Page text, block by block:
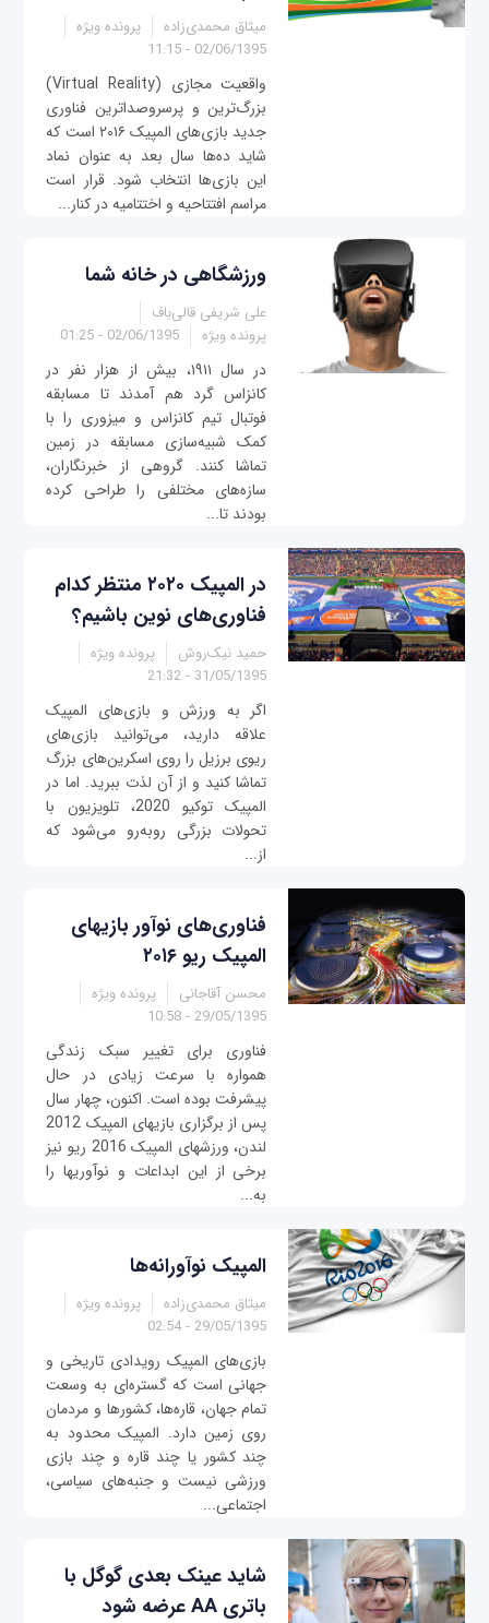
میثاق محمدی‌زاده
پرونده ویژه
02/06/1395 - 11:15
واقعیت مجازی (Virtual Reality)
بزرگ‌ترین و پرسروصداترین فناوری
جدید بازی‌های المپیک ۲۰۱۶ است که
شاید ده‌ها سال بعد به عنوان نماد
این بازی‌ها انتخاب شود. قرار است
مراسم افتتاحیه و اختتامیه در کنار...
ورزشگاهی در خانه شما
علی شریفی قالی‌باف
پرونده ویژه
02/06/1395 - 01:25
در سال ۱۹۱۱، بیش از هزار نفر در
کانزاس گرد هم آمدند تا مسابقه
فوتبال تیم کانزاس و میزوری را با
کمک شبیه‌سازی مسابقه در زمین
تماشا کنند. گروهی از خبرنگاران،
سازه‌های مختلفی را طراحی کرده
بودند تا...
در المپیک ۲۰۲۰ منتظر کدام
فناوری‌های نوین باشیم؟
حمید نیک‌روش
پرونده ویژه
31/05/1395 - 21:32
اگر به ورزش و بازی‌های المپیک
علاقه دارید، می‌توانید بازی‌های
ریوی برزیل را روی اسکرین‌های بزرگ
تماشا کنید و از آن لذت ببرید. اما در
المپیک توکیو 2020، تلویزیون با
تحولات بزرگی روبه‌رو می‌شود که
از...
فناوری‌های نوآور بازی‎های
المپیک ریو ۲۰۱۶
محسن آقاجانی
پرونده ویژه
29/05/1395 - 10:58
فناوری برای تغییر سبک زندگی
همواره با سرعت زیادی در حال
پیشرفت بوده است. اکنون، چهار سال
پس از برگزاری بازی‎های المپیک 2012
لندن، ورزش‎های المپیک 2016 ریو نیز
برخی از این ابداعات و نوآوری‎ها را
به...
المپیک نوآورانه‌ها
میثاق محمدی‌زاده
پرونده ویژه
29/05/1395 - 02:54
بازی‌های المپیک رویدادی تاریخی و
جهانی است که گستره‌ای به وسعت
تمام جهان، قاره‌ها، کشورها و مردمان
روی زمین دارد. المپیک محدود به
چند کشور یا چند قاره و چند بازی
ورزشی نیست و جنبه‌های سیاسی،
اجتماعی...
شاید عینک بعدی گوگل با
باتری AA عرضه شود